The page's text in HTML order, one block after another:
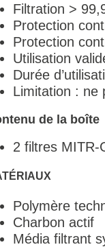
Filtration >
Protection
Protection
Utilisation
Durée
Limitation : ne
de la boîte
2 filtres MITR-
Polymère
Charbon actif
Média filtrant